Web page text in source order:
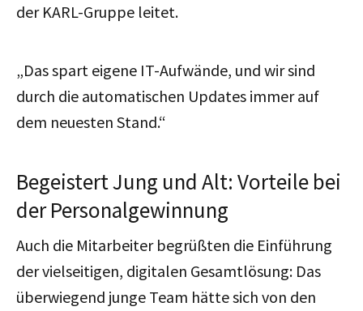
der KARL-Gruppe leitet.
„Das spart eigene IT-Aufwände, und wir sind
durch die automatischen Updates immer auf
dem neuesten Stand.“
Begeistert Jung und Alt: Vorteile bei
der Personalgewinnung
Auch die Mitarbeiter begrüßten die Einführung
der vielseitigen, digitalen Gesamtlösung: Das
überwiegend junge Team hätte sich von den